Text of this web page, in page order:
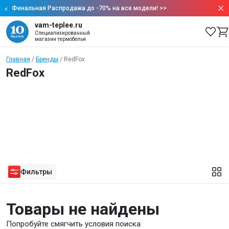
Финальная Распродажа до -70% на все модели! >>
vam-teplee.ru
Специализированный
магазин термобелья
Главная Бренды RedFox
RedFox
Фильтры
Товары не найдены
Попробуйте смягчить условия поиска